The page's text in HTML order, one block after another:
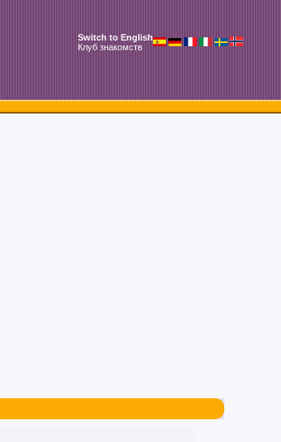
Switch to English
Клуб знакомств